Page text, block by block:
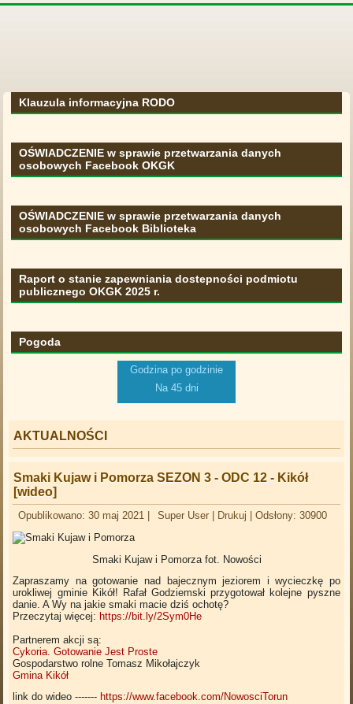
Klauzula informacyjna RODO
OŚWIADCZENIE w sprawie przetwarzania danych
osobowych Facebook OKGK
OŚWIADCZENIE w sprawie przetwarzania danych
osobowych Facebook Biblioteka
Raport o stanie zapewniania dostepności podmiotu
publicznego OKGK 2025 r.
Pogoda
Godzina po godzinie
Na 45 dni
AKTUALNOŚCI
Smaki Kujaw i Pomorza SEZON 3 - ODC 12 - Kikół
[wideo]
Opublikowano: 30 maj 2021 Super User Drukuj |Odsłony: 30900
Smaki Kujaw i Pomorza fot. Nowości
Zapraszamy na gotowanie nad bajecznym jeziorem i wycieczkę po
urokliwej gminie Kikół! Rafał Godziemski przygotował kolejne pyszne
danie. A Wy na jakie smaki macie dziś ochotę?
Przeczytaj więcej: https://bit.ly/2Sym0He
Partnerem akcji są:
Cykoria. Gotowanie Jest Proste
Gospodarstwo rolne Tomasz Mikołajczyk
Gmina Kikół
link do wideo ------- https://www.facebook.com/NowosciTorun